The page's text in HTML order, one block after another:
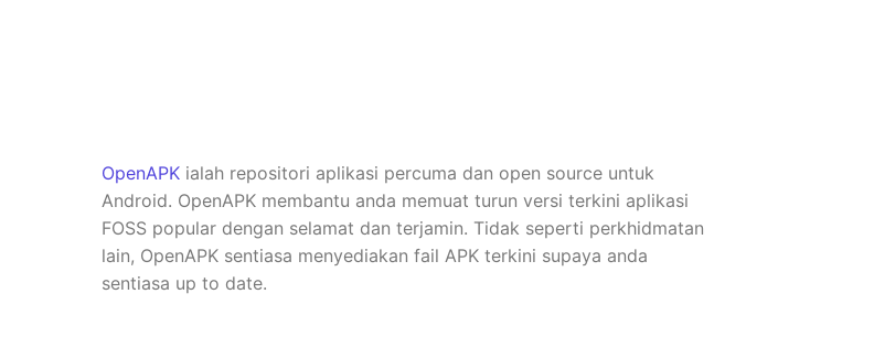
OpenAPK ialah repositori aplikasi percuma dan open source untuk
Android. OpenAPK membantu anda memuat turun versi terkini aplikasi
FOSS popular dengan selamat dan terjamin. Tidak seperti perkhidmatan
lain, OpenAPK sentiasa menyediakan fail APK terkini supaya anda
sentiasa up to date.